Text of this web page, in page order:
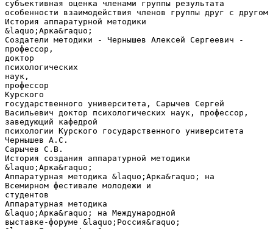
субъективная оценка членами группы результата
особенности взаимодействия членов группы друг с другом
История аппаратурной методики
&laquo;Арка&raquo;
Создатели методики - Чернышев Алексей Сергеевич -
профессор,
доктор
психологических
наук,
профессор
Курского
государственного университета, Сарычев Сергей
Васильевич доктор психологических наук, профессор,
заведующий кафедрой
психологии Курского государственного университета
Чернышев А.С.
Сарычев С.В.
История создания аппаратурной методики
&laquo;Арка&raquo;
Аппаратурная методика &laquo;Арка&raquo; на
Всемирном фестивале молодежи и
студентов
Аппаратурная методика
&laquo;Арка&raquo; на Международной
выставке-форуме &laquo;Россия&raquo;